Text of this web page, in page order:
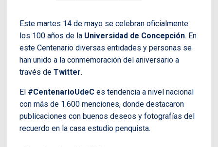
Este martes 14 de mayo se celebran oficialmente
los 100 años de la Universidad de Concepción. En
este Centenario diversas entidades y personas se
han unido a la conmemoración del aniversario a
través de Twitter.
El #CentenarioUdeC es tendencia a nivel nacional
con más de 1.600 menciones, donde destacaron
publicaciones con buenos deseos y fotografías del
recuerdo en la casa estudio penquista.